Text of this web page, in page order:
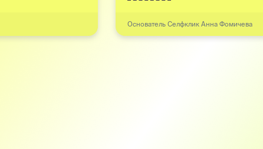
Основатель Селфклик Анна Фомичева